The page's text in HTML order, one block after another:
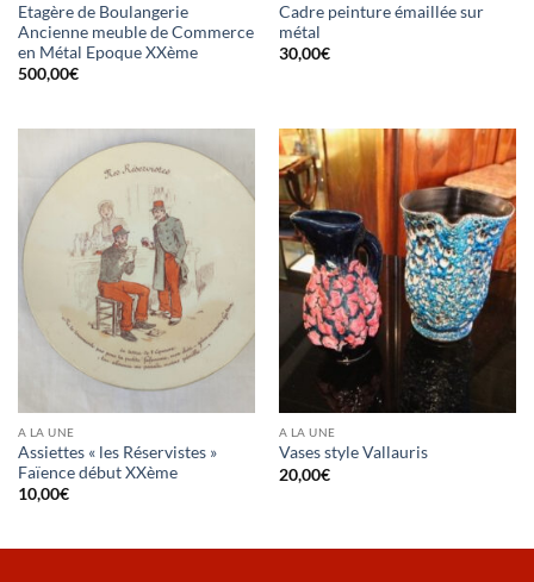
Etagère de Boulangerie
Ancienne meuble de Commerce
en Métal Epoque XXème
500,00€
Cadre peinture émaillée sur
métal
30,00€
A LA UNE
Assiettes « les Réservistes »
Faïence début XXème
10,00€
A LA UNE
Vases style Vallauris
20,00€